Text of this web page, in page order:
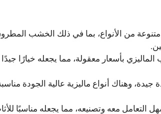
من الأنواع، بما في ذلك الخشب
بأسعار معقولة، مما يجعله خيارًا جيدًا
وهناك أنواع ماليزية عالية الجودة
معه وتصنيعه، مما يجعله مناسبًا